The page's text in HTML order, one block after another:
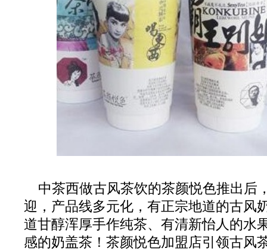
中茶西做古风茶饮的茶颜悦色推出后
迎，产品线多元化，有正宗地道的古风
道甘醇浑厚手作纯茶、有清新怡人的水
感的奶盖茶！茶颜悦色加盟店引领古风